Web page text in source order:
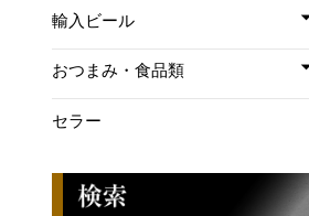
輸入ビール
おつまみ・食品類
セラー